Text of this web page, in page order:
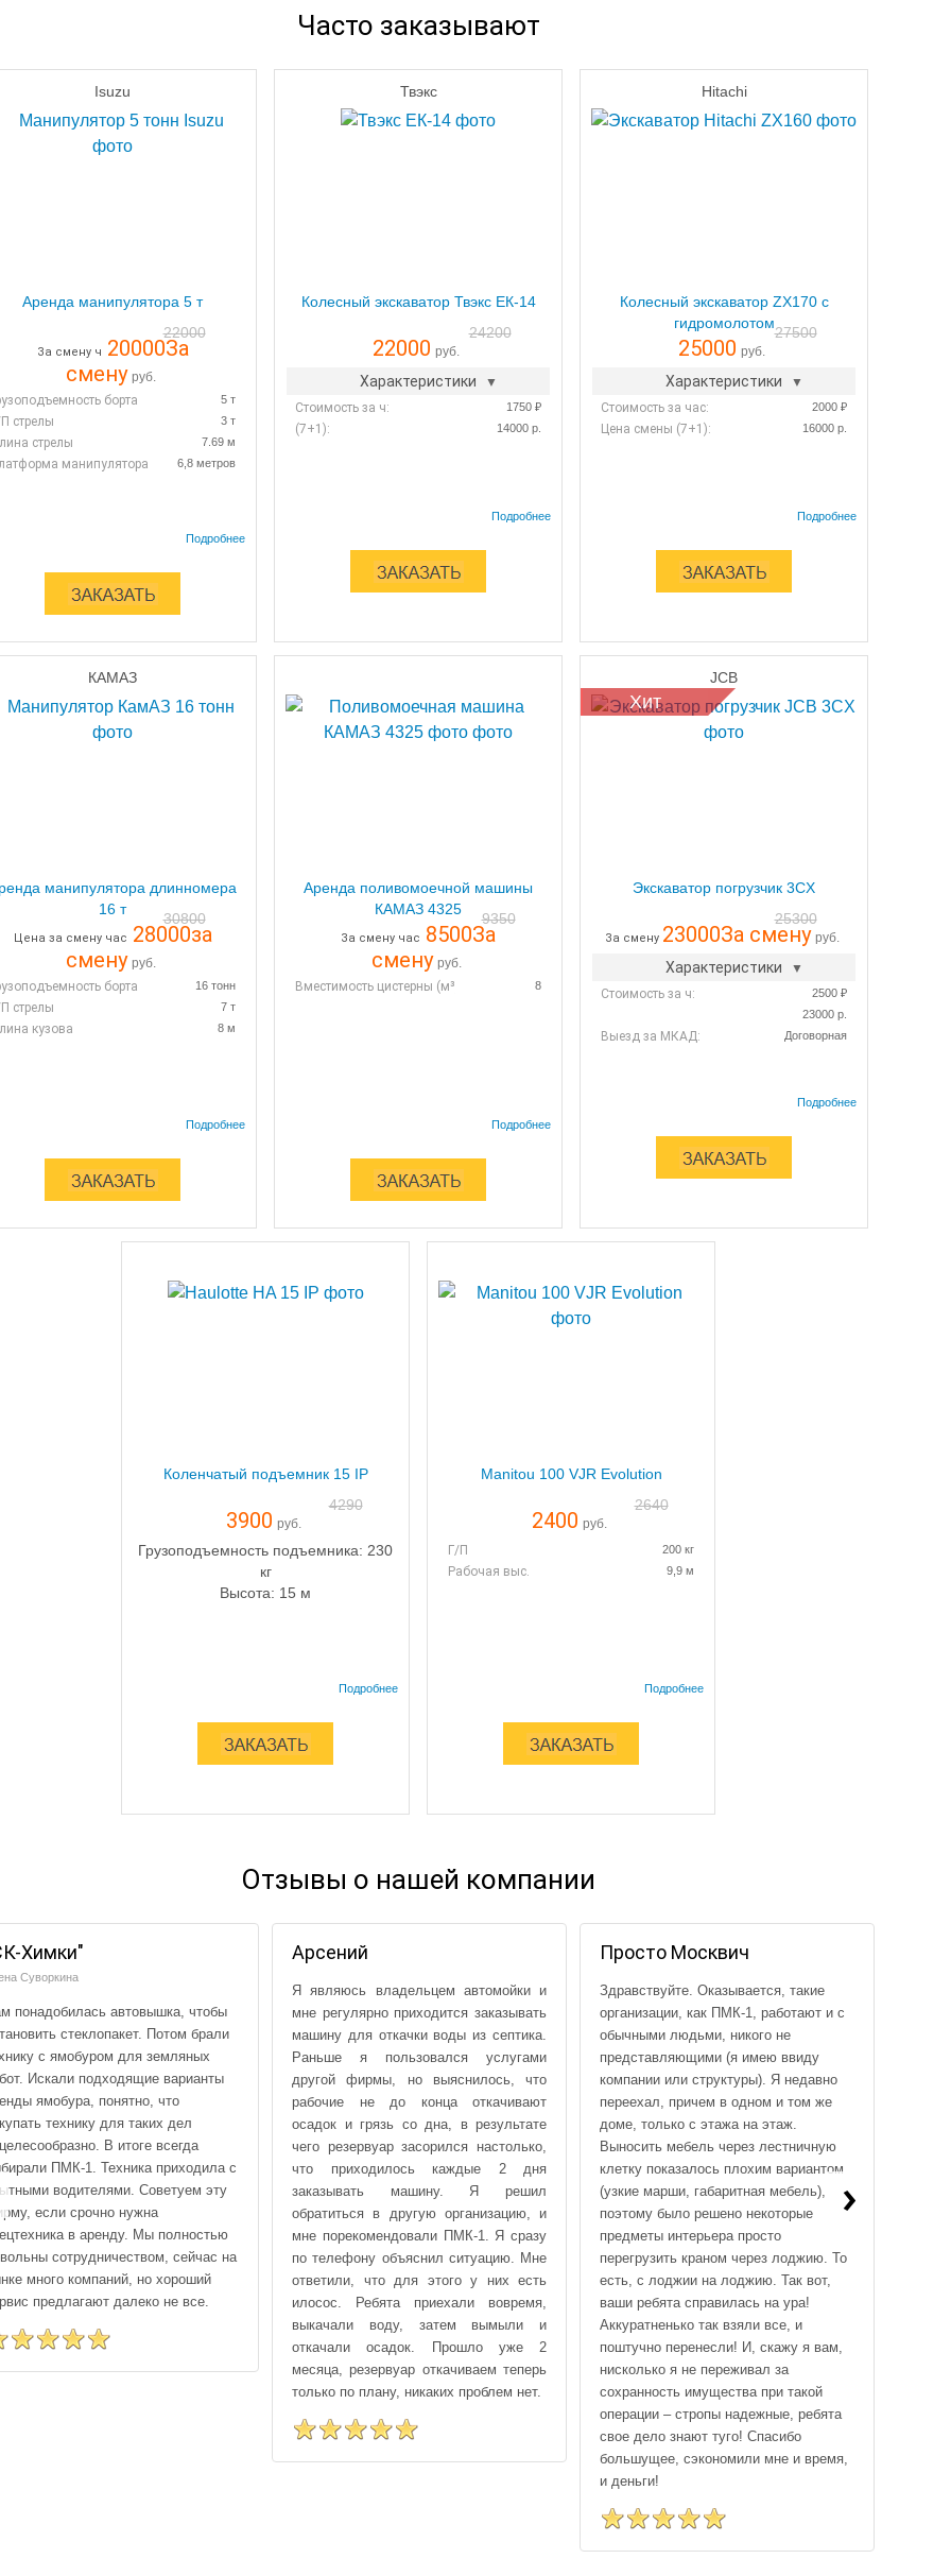
Часто заказывают
Isuzu
Аренда манипулятора 5 т
22000
За смену ч 20000За
смену руб.
борта
5 т
стрелы 3 т
стрелы 7.69 м
манипулятора 6,8 метров
Твэкс
Колесный экскаватор Твэкс ЕК-14
24200
22000 руб.
Характеристики
Стоимость за ч: 1750 ₽
(7+1): 14000 р.
Hitachi
Колесный экскаватор ZX170 с
гидромолотом
27500
25000 руб.
Характеристики
Стоимость за час: 2000 ₽
Цена смены (7+1): 16000 р.
КАМАЗ
манипулятора длинномера
16 т
30800
Цена за смену час 28000за
смену руб.
борта
16 тонн
стрелы 7 т
кузова 8 м
Аренда поливомоечной машины
КАМАЗ 4325
9350
За смену час 8500За
смену руб.
Вместимость цистерны (м³):
8
Хит
JCB
Экскаватор погрузчик 3CX
25300
За смену 23000За смену руб.
Характеристики
Стоимость за ч:
2500 ₽
23000 р.
Выезд за МКАД: Договорная
Коленчатый подъемник 15 IP
4290
3900 руб.
Грузоподъемность подъемника: 230
кг
Высота: 15 м
Manitou 100 VJR Evolution
2640
2400 руб.
Г/П
200 кг
Рабочая выс. 9,9 м
Отзывы о нашей компании
Химки"
Суворкина
понадобилась автовышка, чтобы
стеклопакет. Потом брали
с ямобуром для земляных
Искали подходящие варианты
ямобура, понятно, что
технику для таких дел
В итоге всегда
ПМК-1. Техника приходила с
водителями. Советуем эту
если срочно нужна
в аренду. Мы полностью
сотрудничеством, сейчас на
много компаний, но хороший
предлагают далеко не все.
Арсений
Я являюсь владельцем автомойки и
мне регулярно приходится заказывать
машину для откачки воды из септика.
Раньше я пользовался услугами
другой фирмы, но выяснилось, что
рабочие не до конца откачивают
осадок и грязь со дна, в результате
чего резервуар засорился настолько,
что приходилось каждые 2 дня
заказывать машину. Я решил
обратиться в другую организацию, и
мне порекомендовали ПМК-1. Я сразу
по телефону объяснил ситуацию. Мне
ответили, что для этого у них есть
илосос. Ребята приехали вовремя,
выкачали воду, затем вымыли и
откачали осадок. Прошло уже 2
месяца, резервуар откачиваем теперь
только по плану, никаких проблем нет.
Просто Москвич
Здравствуйте. Оказывается, такие
организации, как ПМК-1, работают и с
обычными людьми, никого не
представляющими (я имею ввиду
компании или структуры). Я недавно
переехал, причем в одном и том же
доме, только с этажа на этаж.
Выносить мебель через лестничную
клетку показалось плохим вариантом
(узкие марши, габаритная мебель),
поэтому было решено некоторые
предметы интерьера просто
перегрузить краном через лоджию. То
есть, с лоджии на лоджию. Так вот,
ваши ребята справилась на ура!
Аккуратненько так взяли все, и
поштучно перенесли! И, скажу я вам,
нисколько я не переживал за
сохранность имущества при такой
операции – стропы надежные, ребята
свое дело знают туго! Спасибо
большущее, сэкономили мне и время,
и деньги!
›